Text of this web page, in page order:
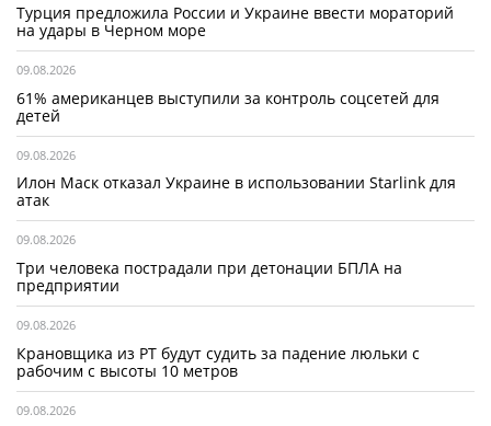
Турция предложила России и Украине ввести мораторий
на удары в Черном море
09.08.2026
61% американцев выступили за контроль соцсетей для
детей
09.08.2026
Илон Маск отказал Украине в использовании Starlink для
атак
09.08.2026
Три человека пострадали при детонации БПЛА на
предприятии
09.08.2026
Крановщика из РТ будут судить за падение люльки с
рабочим с высоты 10 метров
09.08.2026